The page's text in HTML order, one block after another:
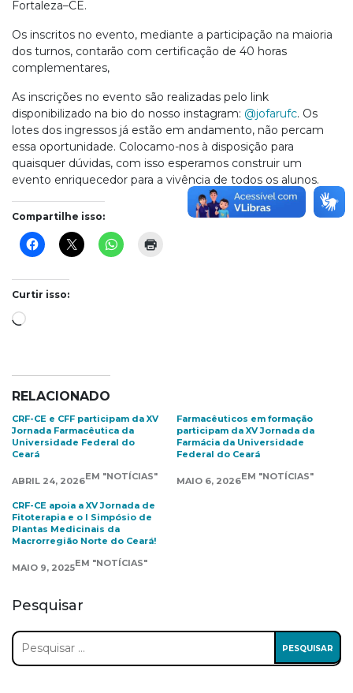
Fortaleza–CE.
Os inscritos no evento, mediante a participação na maioria
dos turnos, contarão com certificação de 40 horas
complementares,
As inscrições no evento são realizadas pelo link
disponibilizado na bio do nosso instagram: @jofarufc. Os
lotes dos ingressos já estão em andamento, não percam
essa oportunidade. Colocamo-nos à disposição para
quaisquer dúvidas, com isso esperamos construir um
evento enriquecedor para a vivência de todos os alunos.
Compartilhe isso:
Curtir isso:
Carregando...
RELACIONADO
CRF-CE e CFF participam da XV
Jornada Farmacêutica da
Universidade Federal do
Ceará
ABRIL 24, 2026EM "NOTÍCIAS"
Farmacêuticos em formação
participam da XV Jornada da
Farmácia da Universidade
Federal do Ceará
MAIO 6, 2026EM "NOTÍCIAS"
CRF-CE apoia a XV Jornada de
Fitoterapia e o I Simpósio de
Plantas Medicinais da
Macrorregião Norte do Ceará!
MAIO 9, 2025EM "NOTÍCIAS"
Pesquisar
Pesquisar
por: